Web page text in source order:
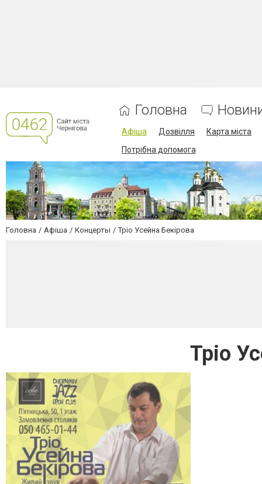
Головна
Афіша Дозвілля
Карта міста
Потрібна допомога
Головна Афіша Концерты Тріо Усейна Бекірова
Тріо